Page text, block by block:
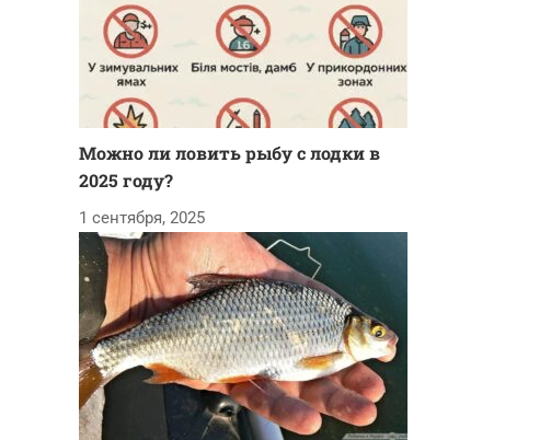
Можно ли ловить рыбу с лодки в
2025 году?
1 сентября, 2025